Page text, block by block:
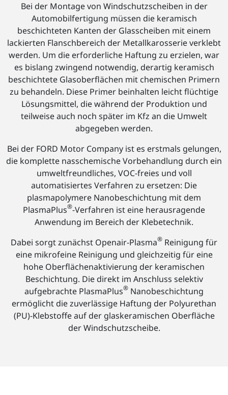
Bei der Montage von Windschutzscheiben in der
Automobilfertigung müssen die keramisch
beschichteten Kanten der Glasscheiben mit einem
lackierten Flanschbereich der Metallkarosserie verklebt
werden. Um die erforderliche Haftung zu erzielen, war
es bislang zwingend notwendig, derartig keramisch
beschichtete Glasoberflächen mit chemischen Primern
zu behandeln. Diese Primer beinhalten leicht flüchtige
Lösungsmittel, die während der Produktion und
teilweise auch noch später im Kfz an die Umwelt
abgegeben werden.
Bei der FORD Motor Company ist es erstmals gelungen,
die komplette nasschemische Vorbehandlung durch ein
umweltfreundliches, VOC-freies und voll
automatisiertes Verfahren zu ersetzen: Die
plasmapolymere Nanobeschichtung mit dem
PlasmaPlus®-Verfahren ist eine herausragende
Anwendung im Bereich der Klebetechnik.
Dabei sorgt zunächst Openair-Plasma® Reinigung für
eine mikrofeine Reinigung und gleichzeitig für eine
hohe Oberflächenaktivierung der keramischen
Beschichtung. Die direkt im Anschluss selektiv
aufgebrachte PlasmaPlus® Nanobeschichtung
ermöglicht die zuverlässige Haftung der Polyurethan
(PU)-Klebstoffe auf der glaskeramischen Oberfläche
der Windschutzscheibe.